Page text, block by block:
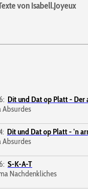
von Isabell.Joyeux
Dit und Dat op Platt - Der
Absurdes
Dit und Dat op Platt - 'n
Absurdes
S-K-A-T
Nachdenkliches